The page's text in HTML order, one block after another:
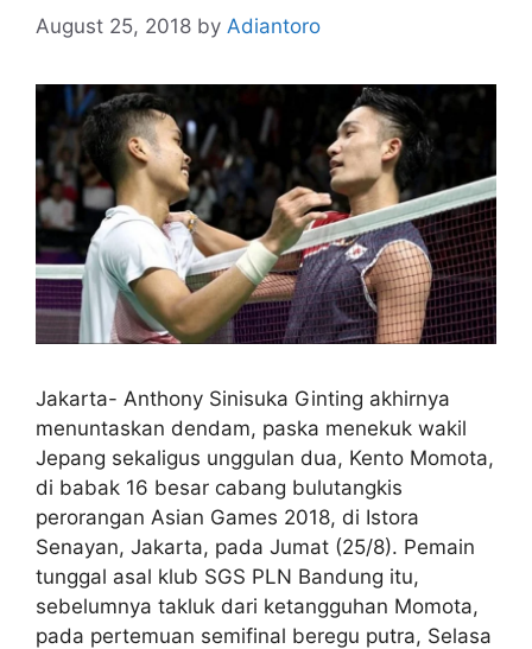
August 25, 2018 by Adiantoro
Jakarta- Anthony Sinisuka Ginting akhirnya
menuntaskan dendam, paska menekuk wakil
Jepang sekaligus unggulan dua, Kento Momota,
di babak 16 besar cabang bulutangkis
perorangan Asian Games 2018, di Istora
Senayan, Jakarta, pada Jumat (25/8). Pemain
tunggal asal klub SGS PLN Bandung itu,
sebelumnya takluk dari ketangguhan Momota,
pada pertemuan semifinal beregu putra, Selasa